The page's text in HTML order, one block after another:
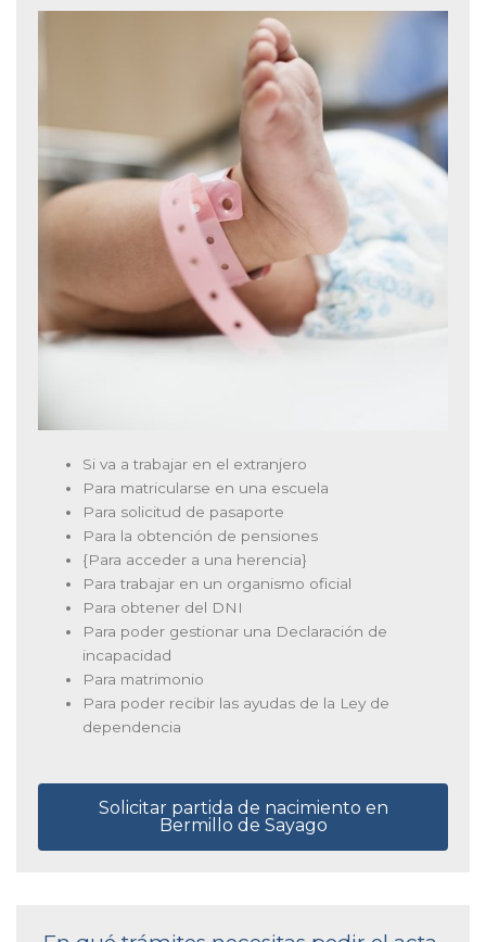
Si va a trabajar en el extranjero
Para matricularse en una escuela
Para solicitud de pasaporte
Para la obtención de pensiones
{Para acceder a una herencia}
Para trabajar en un organismo oficial
Para obtener del DNI
Para poder gestionar una Declaración de
incapacidad
Para matrimonio
Para poder recibir las ayudas de la Ley de
dependencia
Solicitar partida de nacimiento en
Bermillo de Sayago